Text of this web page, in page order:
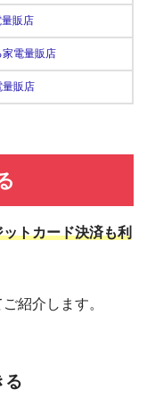
販店
家電量販店
量販店
トカード決済も利
紹介します。
る